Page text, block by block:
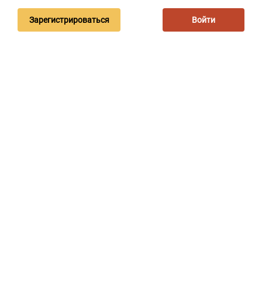
Зарегистрироваться Войти